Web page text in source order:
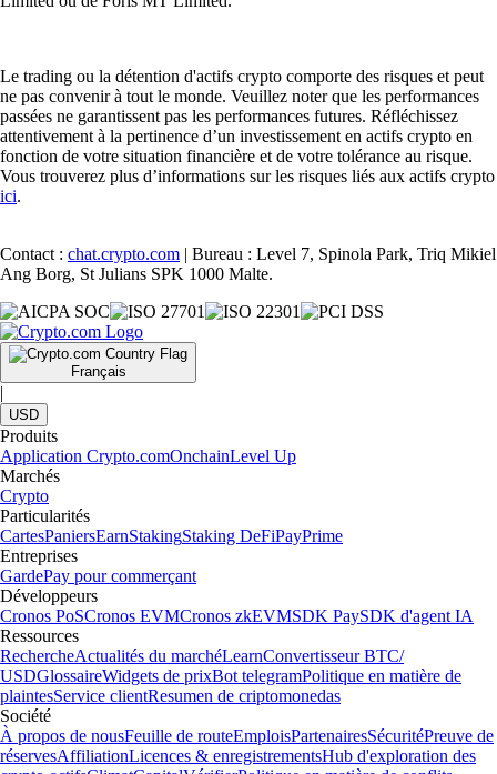
Le trading ou la détention d'actifs crypto comporte des risques et peut
ne pas convenir à tout le monde. Veuillez noter que les performances
passées ne garantissent pas les performances futures. Réfléchissez
attentivement à la pertinence d’un investissement en actifs crypto en
fonction de votre situation financière et de votre tolérance au risque.
Vous trouverez plus d’informations sur les risques liés aux actifs crypto
ici.
Contact : chat.crypto.com | Bureau : Level 7, Spinola Park, Triq Mikiel
Ang Borg, St Julians SPK 1000 Malte.
Français
|
USD
Produits
Application Crypto.comOnchainLevel Up
Marchés
Crypto
Particularités
CartesPaniersEarnStakingStaking DeFiPayPrime
Entreprises
GardePay pour commerçant
Développeurs
Cronos PoSCronos EVMCronos zkEVMSDK PaySDK d'agent IA
Ressources
RechercheActualités du marchéLearnConvertisseur BTC/
USDGlossaireWidgets de prixBot telegramPolitique en matière de
plaintesService clientResumen de criptomonedas
Société
À propos de nousFeuille de routeEmploisPartenairesSécuritéPreuve de
réservesAffiliationLicences & enregistrementsHub d'exploration des